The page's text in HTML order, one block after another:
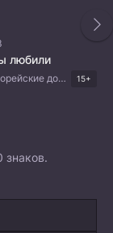
любили
Романтика Корейские дорамы 15+
знаков.